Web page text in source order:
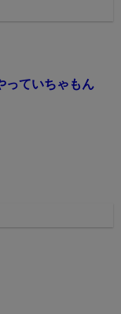
っていちゃもん